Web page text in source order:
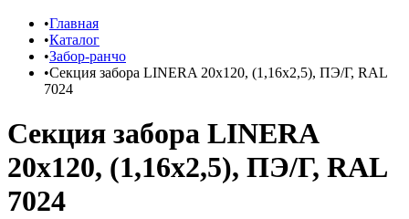
Главная
Каталог
Забор-ранчо
Секция забора LINERA 20х120, (1,16х2,5), ПЭ/Г, RAL
7024
Секция забора LINERA
20х120, (1,16х2,5), ПЭ/Г, RAL
7024